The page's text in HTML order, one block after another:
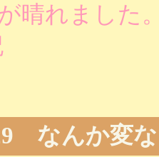
晴れました
なんか変